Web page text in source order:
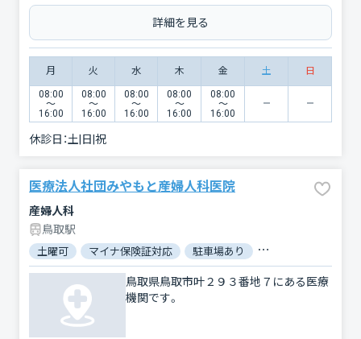
詳細を見る
月 火 水 木 金 土 日
08:00
〜
16:00
08:00
〜
16:00
08:00
〜
16:00
08:00
〜
16:00
08:00
〜
16:00
休診日：土|日|祝
医療法人社団みやもと産婦人科医院
産婦人科
鳥取駅
土曜可 マイナ保険証対応 駐車場あり バリアフリー
鳥取県鳥取市叶２９３番地７にある医療
機関です。